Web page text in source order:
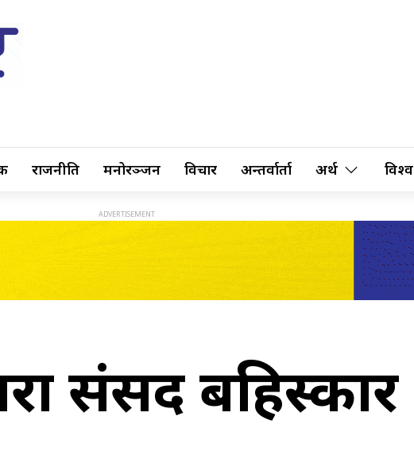
राजनीति मनोरञ्जन विचार अन्तर्वार्ता अर्थ विश्व
संसद बहिस्कार